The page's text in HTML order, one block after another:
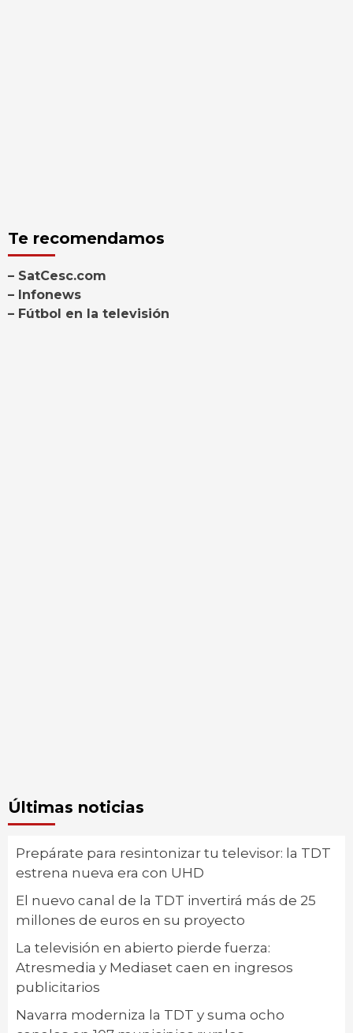
Te recomendamos
– SatCesc.com
– Infonews
– Fútbol en la televisión
Últimas noticias
Prepárate para resintonizar tu televisor: la TDT
estrena nueva era con UHD
El nuevo canal de la TDT invertirá más de 25
millones de euros en su proyecto
La televisión en abierto pierde fuerza:
Atresmedia y Mediaset caen en ingresos
publicitarios
Navarra moderniza la TDT y suma ocho